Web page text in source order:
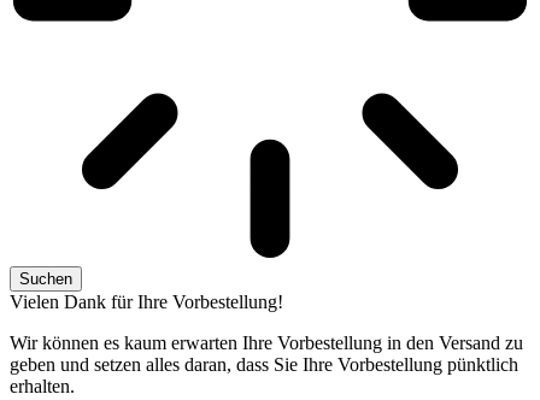
Suchen
Vielen Dank für Ihre Vorbestellung!
Wir können es kaum erwarten Ihre Vorbestellung in den Versand zu
geben und setzen alles daran, dass Sie Ihre Vorbestellung pünktlich
erhalten.